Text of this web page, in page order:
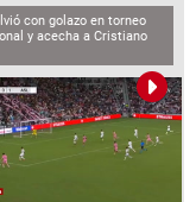
con golazo en torneo
y acecha a Cristiano